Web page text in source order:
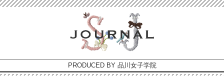
PRODUCED BY 品川女子学院